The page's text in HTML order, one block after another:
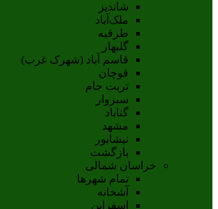
شاندیز
ملک‌آباد
طرقبه
گلبهار
قاسم آباد (شهرک غرب)
قوچان
تربت جام
سبزوار
گناباد
مشهد
نيشابور
بازگشت
خراسان شمالی
تمام شهر‌ها
آشخانه
اسفراين